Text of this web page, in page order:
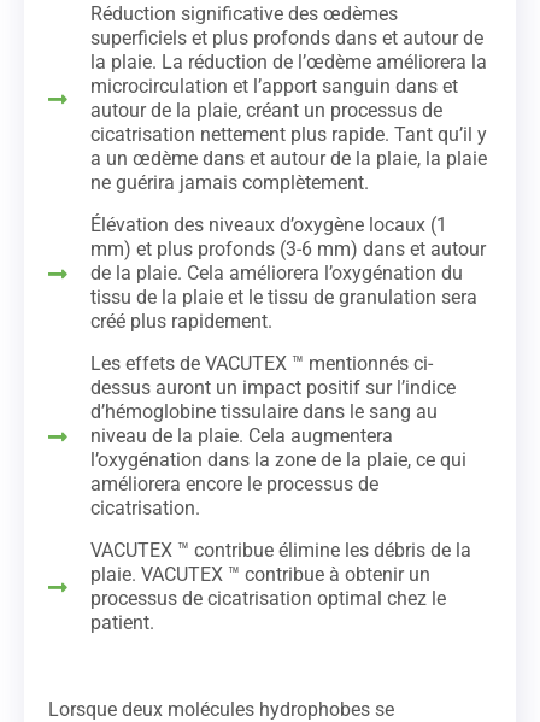
Réduction significative des œdèmes
superficiels et plus profonds dans et autour de
la plaie. La réduction de l’œdème améliorera la
microcirculation et l’apport sanguin dans et
autour de la plaie, créant un processus de
cicatrisation nettement plus rapide. Tant qu’il y
a un œdème dans et autour de la plaie, la plaie
ne guérira jamais complètement.
Élévation des niveaux d’oxygène locaux (1
mm) et plus profonds (3-6 mm) dans et autour
de la plaie. Cela améliorera l’oxygénation du
tissu de la plaie et le tissu de granulation sera
créé plus rapidement.
Les effets de VACUTEX ™ mentionnés ci-
dessus auront un impact positif sur l’indice
d’hémoglobine tissulaire dans le sang au
niveau de la plaie. Cela augmentera
l’oxygénation dans la zone de la plaie, ce qui
améliorera encore le processus de
cicatrisation.
VACUTEX ™ contribue élimine les débris de la
plaie. VACUTEX ™ contribue à obtenir un
processus de cicatrisation optimal chez le
patient.
Lorsque deux molécules hydrophobes se